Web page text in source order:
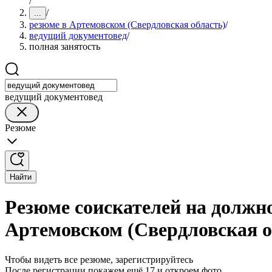
... /
резюме в Артемовском (Свердловская область)/
ведущий документовед/
полная занятость
ведущий документовед
Резюме
Найти
Резюме соискателей на
Артемовском (Свердловская
Чтобы видеть все резюме, зарегистрируйтесь